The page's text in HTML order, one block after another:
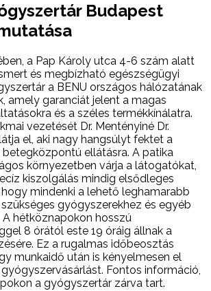
Budapest
a Pap Károly utca 4-6 szám alatt
és megbízható egészségügyi
a BENU országos hálózatának
amely garanciát jelent a magas
és a széles termékkínálatra.
vezetését Dr. Mentényiné Dr.
el, aki nagy hangsúlyt fektet a
ellátásra. A patika
környezetben várja a látogatókat,
kiszolgálás mindig elsődleges
mindenki a lehető leghamarabb
gyógyszerekhez és egyéb
hétköznapokon hosszú
8 órától este 19 óráig állnak a
Ez a rugalmas időbeosztás
munkaidő után is kényelmesen el
Fontos információ,
a gyógyszertár zárva tart.